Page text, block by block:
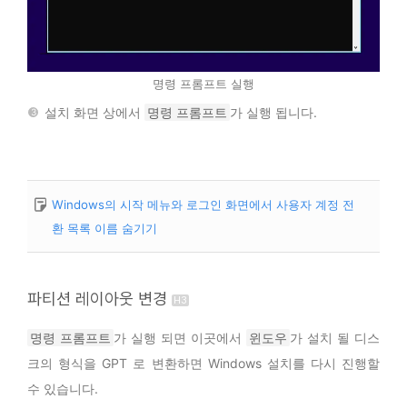
명령 프롬프트 실행
설치 화면 상에서 명령 프롬프트 가 실행 됩니다.
Windows의 시작 메뉴와 로그인 화면에서 사용자 계정 전
환 목록 이름 숨기기
파티션 레이아웃 변경
명령 프롬프트 가 실행 되면 이곳에서 윈도우 가 설치 될 디스
크의 형식을 GPT 로 변환하면 Windows 설치를 다시 진행할
수 있습니다.